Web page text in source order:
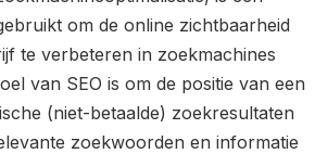
om de online zichtbaarheid
te verbeteren in zoekmachines
van SEO is om de positie van een
(niet-betaalde) zoekresultaten
zoekwoorden en informatie